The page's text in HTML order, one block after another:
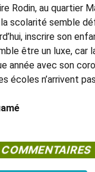
Rodin, au quartier
scolarité semble
inscrire son
être un luxe, car
année avec son
écoles n’arrivent
COMMENTAIRES